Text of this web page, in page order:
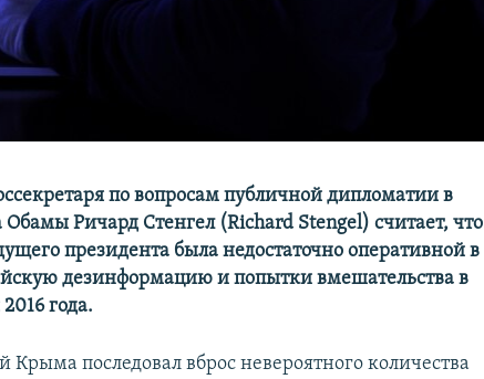
по вопросам публичной дипломатии в
Ричард Стенгел (Richard Stengel) считает, что
президента была недостаточно оперативной в
дезинформацию и попытки вмешательства в
года.
Крыма последовал вброс невероятного количества